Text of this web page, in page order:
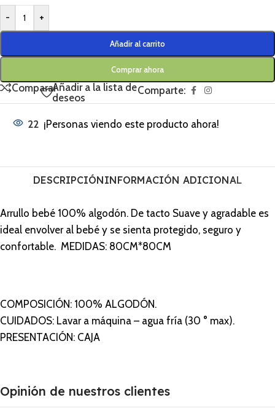
- +
Añadir al carrito
Comprar ahora
CompararAñadir a la lista de
deseos
Comparte:
22 ¡Personas viendo este producto ahora!
DESCRIPCIÓNINFORMACIÓN ADICIONAL
Arrullo bebé 100% algodón. De tacto Suave y agradable es
ideal envolver al bebé y se sienta protegido, seguro y
confortable. MEDIDAS: 80CM*80CM
COMPOSICIÓN: 100% ALGODÓN.
CUIDADOS: Lavar a máquina – agua fría (30 ° max).
PRESENTACIÓN: CAJA
Opinión de nuestros clientes